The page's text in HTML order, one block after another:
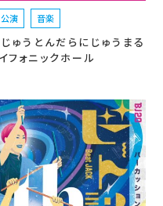
演 音楽
ゅうとんだらにじゅうまる
フォニックホール